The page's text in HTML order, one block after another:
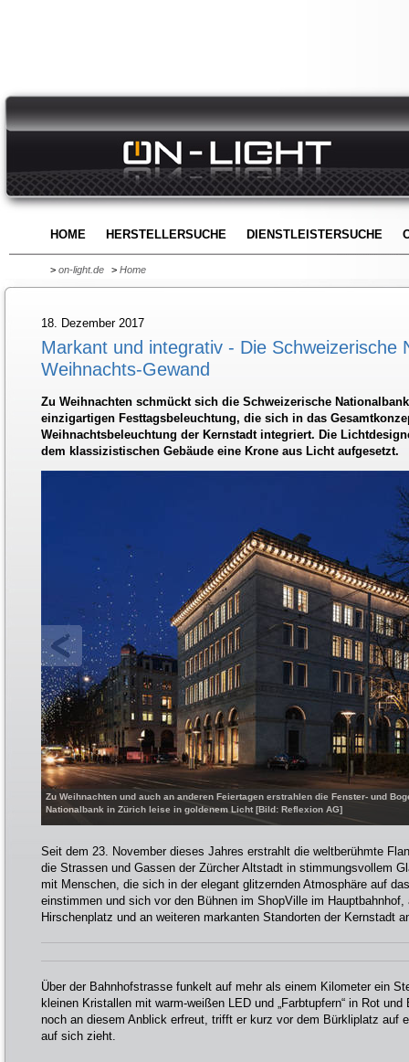
HOME HERSTELLERSUCHE DIENSTLEISTERSUCHE
> on-light.de > Home
18. Dezember 2017
Markant und integrativ - Die Schweizerische
Weihnachts-Gewand
Zu Weihnachten schmückt sich die Schweizerische
einzigartigen Festtagsbeleuchtung, die sich in das
Weihnachtsbeleuchtung der Kernstadt integriert. Die
dem klassizistischen Gebäude eine Krone aus Licht aufgesetzt.
Zu Weihnachten und auch an anderen Feiertagen erstrahlen die Fenster- und
Nationalbank in Zürich leise in goldenem Licht [Bild: Reflexion AG]
Seit dem 23. November dieses Jahres erstrahlt die weltberühmte
die Strassen und Gassen der Zürcher Altstadt in stimmungsvollem
mit Menschen, die sich in der elegant glitzernden Atmosphäre auf
einstimmen und sich vor den Bühnen im ShopVille im Hauptbahnhof,
Hirschenplatz und an weiteren markanten Standorten der Kernstadt
Über der Bahnhofstrasse funkelt auf mehr als einem Kilometer ein
kleinen Kristallen mit warm-weißen LED und „Farbtupfern“ in Rot
noch an diesem Anblick erfreut, trifft er kurz vor dem Bürkliplatz auf
auf sich zieht.